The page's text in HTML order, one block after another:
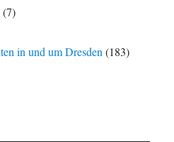
(7)
in und um Dresden (183)